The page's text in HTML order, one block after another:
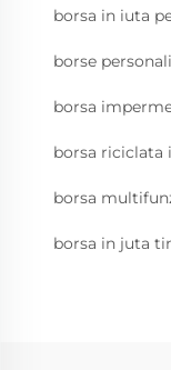
borsa in iuta
borse
borsa
borsa riciclata
borsa
borsa in juta